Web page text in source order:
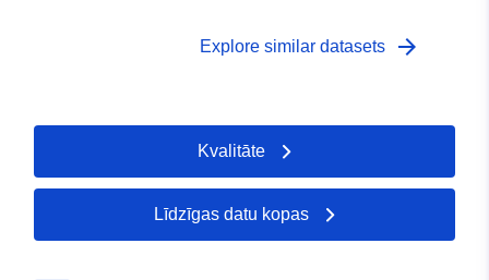
Explore similar datasets arrow_forward
Kvalitāte
Līdzīgas datu kopas